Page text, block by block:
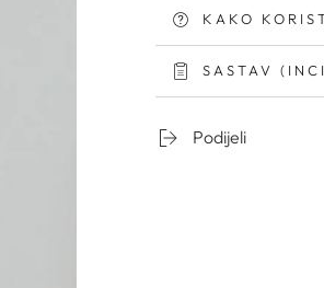
KAKO
SASTAV
Podijeli